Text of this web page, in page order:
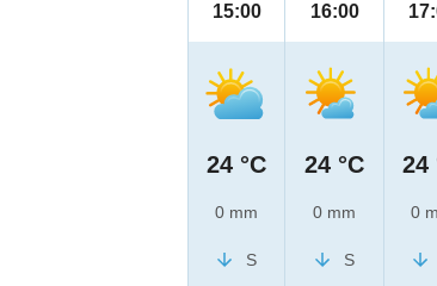
15:00
24 °C
0 mm
S
16:00
24 °C
0 mm
S
24
0